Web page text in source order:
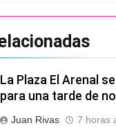
La Plaza El Arenal
para una tarde de
Juan Rivas 7 horas